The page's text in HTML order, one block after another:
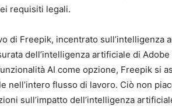
requisiti legali.
di Freepik, incentrato sull’intelligenza
dell’intelligenza artificiale di
AI come opzione, Freepik si
nell’intero flusso di lavoro. Ciò non
sull’impatto dell’intelligenza